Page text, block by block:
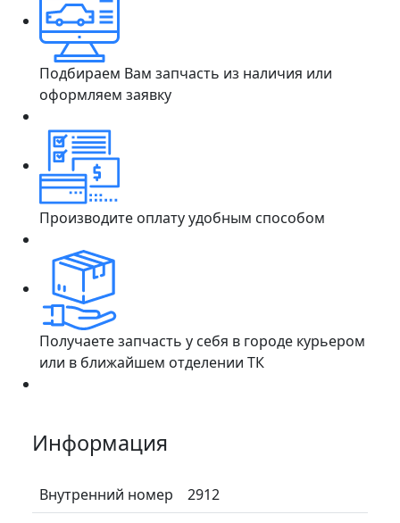
Подбираем Вам запчасть из наличия или
оформляем заявку
Производите оплату удобным способом
Получаете запчасть у себя в городе курьером
или в ближайшем отделении ТК
Информация
Внутренний номер
2912